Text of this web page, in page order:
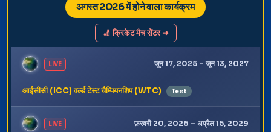
अगस्त 2026 में होने वाला कार्यक्रम
🏏 क्रिकेट मैच सेंटर ➜
आईसीसी (ICC) वर्ल्ड टेस्ट चैम्पियनशिप (WTC) Test
जून 17, 2025 – जून 13, 2027
LIVE
फ़रवरी 20, 2026 – अप्रैल 15, 2029
LIVE